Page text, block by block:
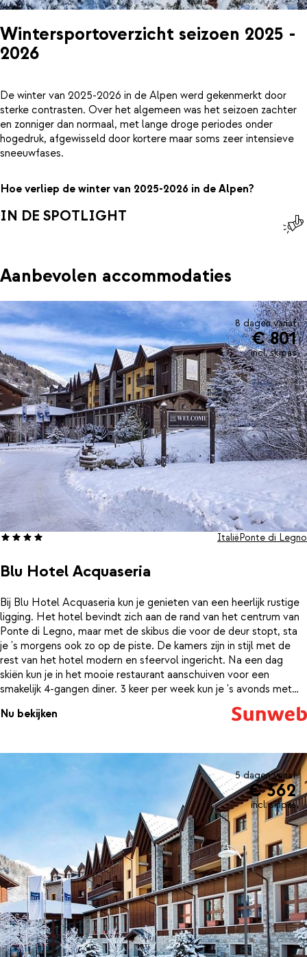
Wintersportoverzicht seizoen 2025 -
2026
De winter van 2025-2026 in de Alpen werd gekenmerkt door
sterke contrasten. Over het algemeen was het seizoen zachter
en zonniger dan normaal, met lange droge periodes onder
hogedruk, afgewisseld door kortere maar soms zeer intensieve
sneeuwfases.
Hoe verliep de winter van 2025-2026 in de Alpen?
IN DE SPOTLIGHT
Aanbevolen accommodaties
8 dagen vanaf
€ 801
incl. skipas
Blu Hotel Acquaseria
ItaliëPonte di Legno
Bij Blu Hotel Acquaseria kun je genieten van een heerlijk rustige
ligging. Het hotel bevindt zich aan de rand van het centrum van
Ponte di Legno, maar met de skibus die voor de deur stopt, sta
je 's morgens ook zo op de piste. De kamers zijn in stijl met de
rest van het hotel modern en sfeervol ingericht. Na een dag
skiën kun je in het mooie restaurant aanschuiven voor een
smakelijk 4-gangen diner. 3 keer per week kun je 's avonds met
een drankje in je hand genieten van live muziek. Kom je wat
vermoeid terug en ben je toe aan wat ontspanning? Dan kun je
volgende dag weer helemaal uitgerust bovenaan de piste.
Nu bekijken
5 dagen vanaf
€ 362
incl. skipas